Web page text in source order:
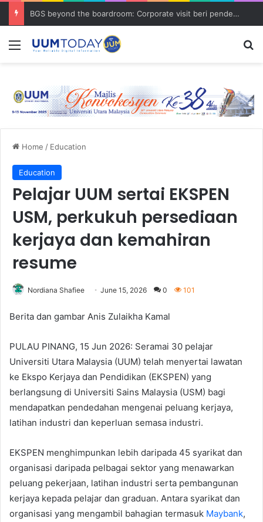
BGS beyond the boardroom: Corporate visit beri pendedahan dunia korporat kepada PELAJAR UUM
Menu
Home / Education
Education
Pelajar UUM sertai EKSPEN
USM, perkukuh persediaan
kerjaya dan kemahiran
resume
Nordiana Shafiee June 15, 2026 0 101
Berita dan gambar Anis Zulaikha Kamal
PULAU PINANG, 15 Jun 2026: Seramai 30 pelajar
Universiti Utara Malaysia (UUM) telah menyertai lawatan
ke Ekspo Kerjaya dan Pendidikan (EKSPEN) yang
berlangsung di Universiti Sains Malaysia (USM) bagi
mendapatkan pendedahan mengenai peluang kerjaya,
latihan industri dan keperluan semasa industri.
EKSPEN menghimpunkan lebih daripada 45 syarikat dan
organisasi daripada pelbagai sektor yang menawarkan
peluang pekerjaan, latihan industri serta pembangunan
kerjaya kepada pelajar dan graduan. Antara syarikat dan
organisasi yang mengambil bahagian termasuk Maybank,